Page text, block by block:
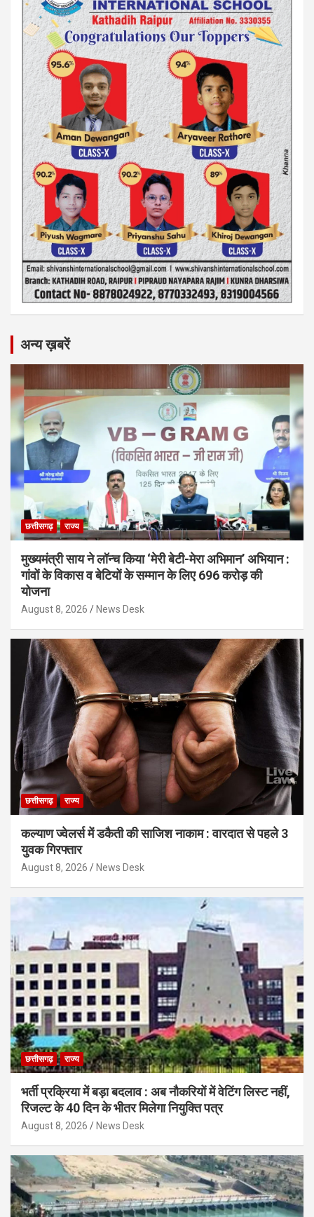
अन्य ख़बरें
छत्तीसगढ़ राज्य
मुख्यमंत्री साय ने लॉन्च किया ‘मेरी बेटी-मेरा अभिमान’ अभियान :
गांवों के विकास व बेटियों के सम्मान के लिए 696 करोड़ की
योजना
August 8, 2026 News Desk
छत्तीसगढ़ राज्य
कल्याण ज्वेलर्स में डकैती की साजिश नाकाम : वारदात से पहले 3
युवक गिरफ्तार
August 8, 2026 News Desk
छत्तीसगढ़ राज्य
भर्ती प्रक्रिया में बड़ा बदलाव : अब नौकरियों में वेटिंग लिस्ट नहीं,
रिजल्ट के 40 दिन के भीतर मिलेगा नियुक्ति पत्र
August 8, 2026 News Desk